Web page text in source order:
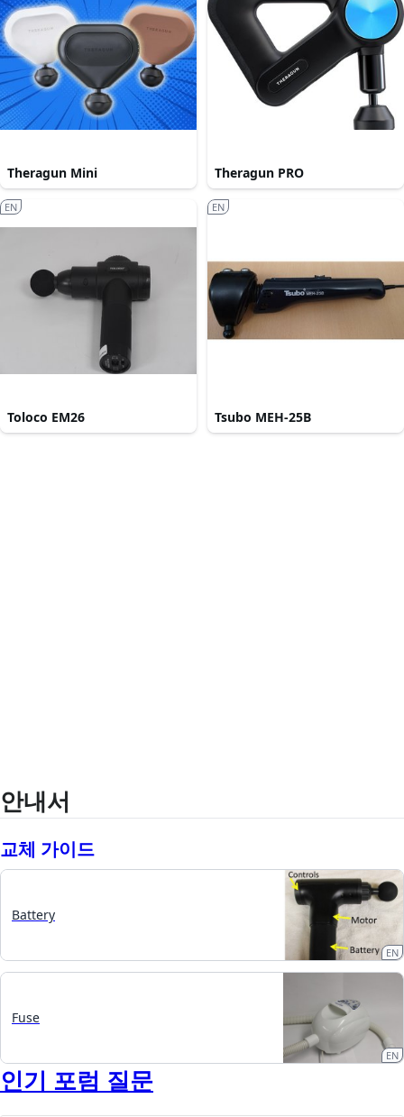
Theragun Mini Theragun PRO
Toloco EM26
EN
Tsubo MEH-25B
EN
안내서
교체 가이드
Battery
EN
Fuse
EN
인기 포럼 질문